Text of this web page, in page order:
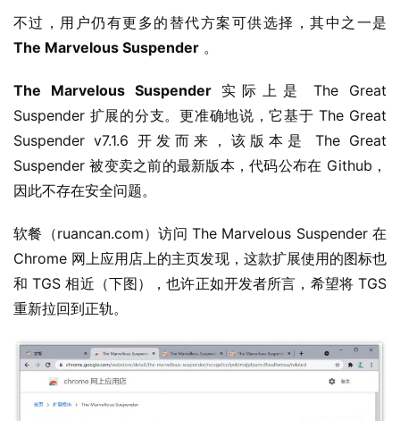
The Marvelous Suspender 。
The Marvelous Suspender 实际上是 The Great
Suspender 扩展的分支。更准确地说，它基于 The Great
Suspender v7.1.6 开发而来，该版本是 The Great
Suspender 被变卖之前的最新版本，代码公布在 Github，
因此不存在安全问题。
软餐（ruancan.com）访问 The Marvelous Suspender 在
Chrome 网上应用店上的主页发现，这款扩展使用的图标也
和 TGS 相近（下图），也许正如开发者所言，希望将 TGS
重新拉回到正轨。